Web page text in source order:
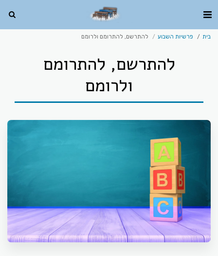
בית פרשיות השבוע להתרשם, להתרומם ולרומם
להתרשם, להתרומם
ולרומם